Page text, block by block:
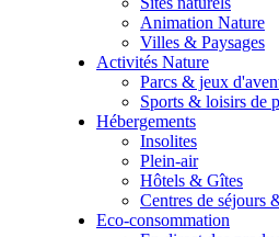
Animation Nature
Villes & Paysages
Activités Nature
Parcs & jeux
Sports & loisirs de
Hébergements
Insolites
Plein-air
Hôtels & Gîtes
Centres de séjours
Eco-consommation